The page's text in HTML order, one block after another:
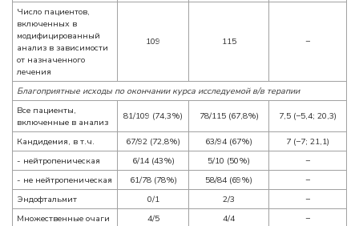
Число пациентов,
включенных в
модифицированный
анализ в зависимости
от назначенного
лечения
109 115 −
Благоприятные исходы по окончании курса исследуемой в/в терапии
Все пациенты,
включенные в анализ
81/109 (74,3%) 78/115 (67,8%) 7,5 (−5,4; 20,3)
Кандидемия, в т.ч. 67/92 (72,8%) 63/94 (67%)
7 (−7; 21,1)
- нейтропеническая
6/14 (43%) 5/10 (50%)
−
- не нейтропеническая
61/78 (78%) 58/84 (69%)
−
Эндофтальмит
0/1 2/3
−
Множественные очаги
4/5 4/4
−